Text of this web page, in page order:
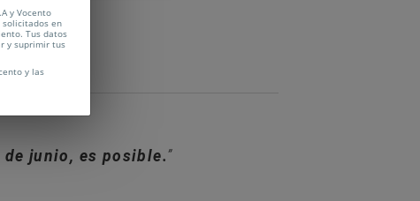
de junio, es posible.
y Vocento
solicitados en
Tus datos
y suprimir tus
y las